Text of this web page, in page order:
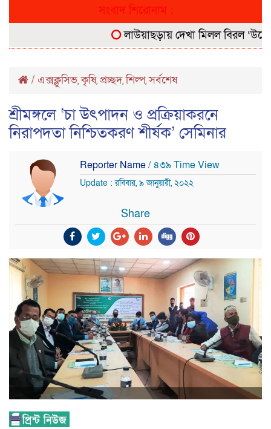
সংবাদ শিরোনাম :
লাউয়াছড়ায় দেখা মিলল বিরল
/ এক্সক্লুসিভ,কৃষি, প্রচ্ছদ,শিল্প,সর্বশেষ
শ্রীমঙ্গলে ‘চা উৎপাদন ও প্রক্রিয়াকরনে
নিরাপদতা নিশ্চিতকরণ শীর্ষক’ সেমিনার
Reporter Name/ ৪৩৯ Time View
Update : রবিবার, ৯ জানুয়ারী, ২০২২
Share